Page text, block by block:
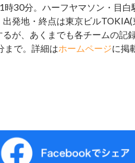
時30分。ハーフヤマソン・目
出発地・終点は東京ビル
るが、あくまでも各チームの記
まで。詳細はホームページに掲